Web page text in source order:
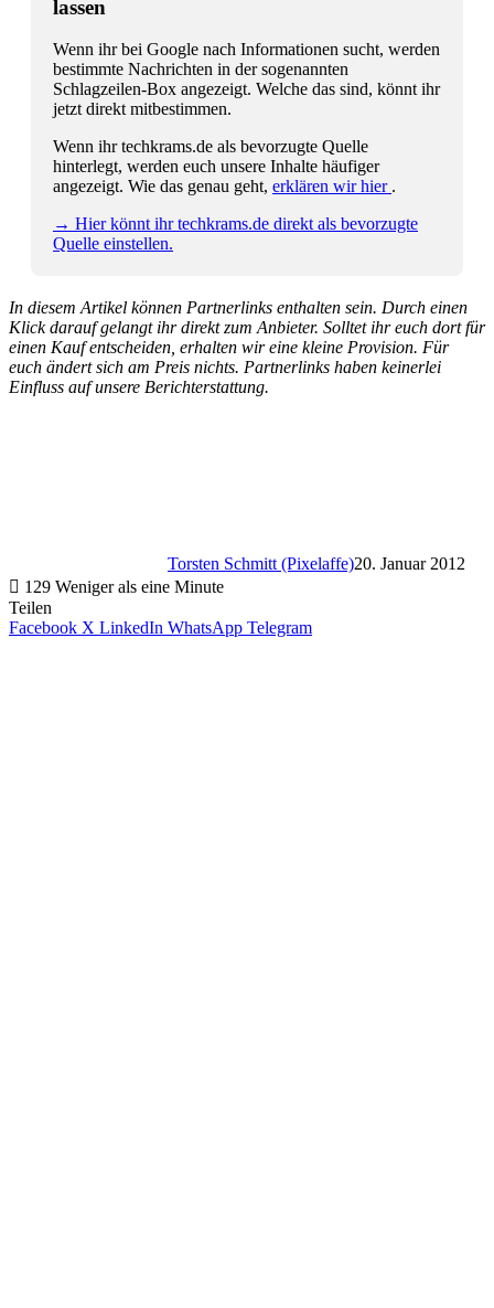
lassen
Wenn ihr bei Google nach Informationen sucht, werden
bestimmte Nachrichten in der sogenannten
Schlagzeilen-Box angezeigt. Welche das sind, könnt ihr
jetzt direkt mitbestimmen.
Wenn ihr techkrams.de als bevorzugte Quelle
hinterlegt, werden euch unsere Inhalte häufiger
angezeigt. Wie das genau geht, erklären wir hier .
→ Hier könnt ihr techkrams.de direkt als bevorzugte
Quelle einstellen.
In diesem Artikel können Partnerlinks enthalten sein. Durch einen
Klick darauf gelangt ihr direkt zum Anbieter. Solltet ihr euch dort für
einen Kauf entscheiden, erhalten wir eine kleine Provision. Für
euch ändert sich am Preis nichts. Partnerlinks haben keinerlei
Einfluss auf unsere Berichterstattung.
Torsten Schmitt (Pixelaffe)20. Januar 2012
129 Weniger als eine Minute
Teilen
Facebook X LinkedIn WhatsApp Telegram